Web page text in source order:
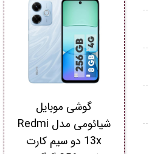
گوشی موبایل
شیائومی مدل Redmi
13x دو سیم کارت